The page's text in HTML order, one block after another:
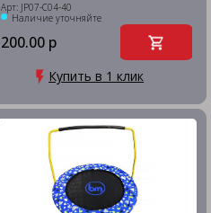
Арт: JP07-C04-40
Наличие уточняйте
200.00 р
Купить в 1 клик